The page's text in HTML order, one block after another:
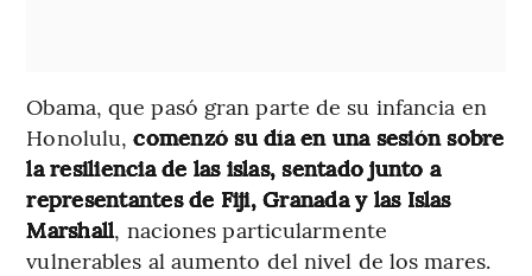
Obama, que pasó gran parte de su infancia en
Honolulu,comenzó su día en una sesión sobre
la resiliencia de las islas, sentado junto a
representantes de Fiji, Granada y las Islas
Marshall, naciones particularmente
vulnerables al aumento del nivel de los mares.